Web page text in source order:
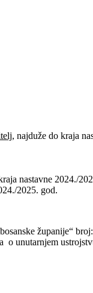
, najduže do kraja
nastavne 2024./
2025. god.
županije“
unutarnjem